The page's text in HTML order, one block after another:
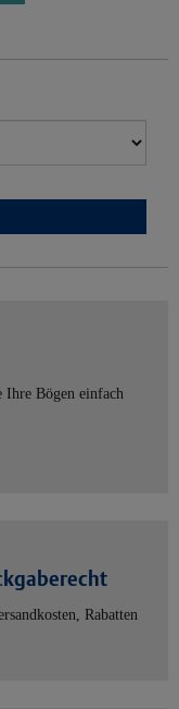
Ihre Bögen einfach
Rabatten